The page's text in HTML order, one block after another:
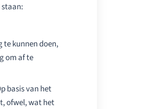
te kunnen doen,
om af te
basis van het
ofwel, wat het